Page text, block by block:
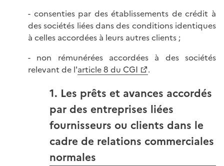
- consenties par des établissements de crédit à
des sociétés liées dans des conditions identiques
à celles accordées à leurs autres clients ;
- non rémunérées accordées à des sociétés
relevant de l'article 8 du CGI .
1. Les prêts et avances accordés
par des entreprises liées
fournisseurs ou clients dans le
cadre de relations commerciales
normales